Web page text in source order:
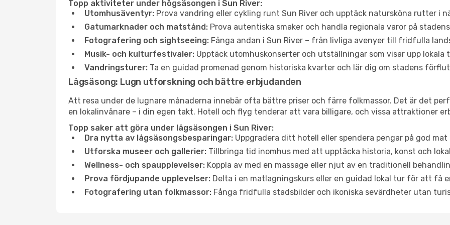
Topp aktiviteter under högsäsongen i Sun River:
Utomhusäventyr: Prova vandring eller cykling runt Sun River och upptäck natursköna rutter i
Gatumarknader och matstånd: Prova autentiska smaker och handla regionala varor på
Fotografering och sightseeing: Fånga andan i Sun River – från livliga avenyer till fridfulla
Musik- och kulturfestivaler: Upptäck utomhuskonserter och utställningar som visar upp lokala
Vandringsturer: Ta en guidad promenad genom historiska kvarter och lär dig om stadens
Lågsäsong: Lugn utforskning och bättre erbjudanden
Att resa under de lugnare månaderna innebär ofta bättre priser och färre folkmassor. Det är det
en lokalinvånare – i din egen takt. Hotell och flyg tenderar att vara billigare, och vissa attraktioner
Topp saker att göra under lågsäsongen i Sun River:
Dra nytta av lågsäsongsbesparingar: Uppgradera ditt hotell eller spendera pengar på god
Utforska museer och gallerier: Tillbringa tid inomhus med att upptäcka historia, konst och
Wellness- och spaupplevelser: Koppla av med en massage eller njut av en traditionell
Prova fördjupande upplevelser: Delta i en matlagningskurs eller en guidad lokal tur för att få
Fotografering utan folkmassor: Fånga fridfulla stadsbilder och ikoniska sevärdheter utan